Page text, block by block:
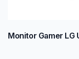
Monitor Gamer LG